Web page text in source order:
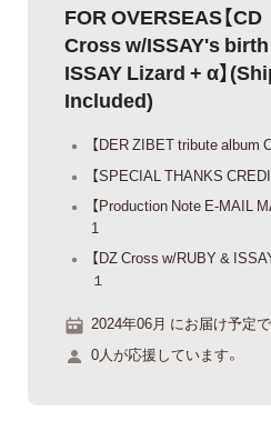
FOR OVERSEAS【
Cross w/ISSAY's
ISSAY Lizard + α】
Included)
【DER ZIBET tribute album
【SPECIAL THANKS
【Production Note E-MAIL
1
【DZ Cross w/RUBY &
１
2024年06月 にお届け予定で
0人が応援しています。